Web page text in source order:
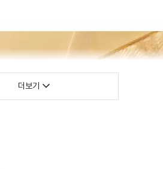
더보기